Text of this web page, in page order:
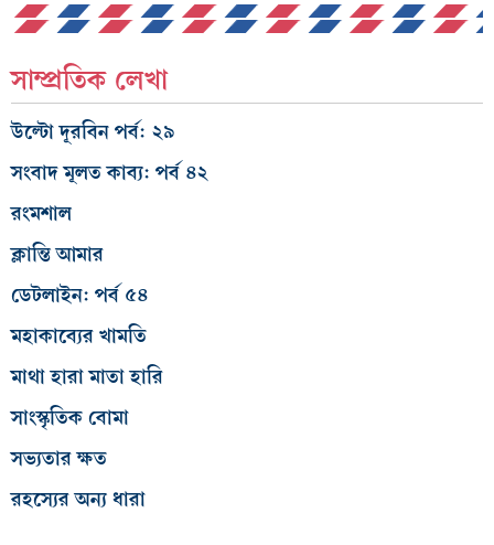
সাম্প্রতিক লেখা
উল্টো দূরবিন পর্ব: ২৯
সংবাদ মূলত কাব্য: পর্ব ৪২
রংমশাল
ক্লান্তি আমার
ডেটলাইন: পর্ব ৫৪
মহাকাব্যের খামতি
মাথা হারা মাতা হারি
সাংস্কৃতিক বোমা
সভ্যতার ক্ষত
রহস্যের অন্য ধারা